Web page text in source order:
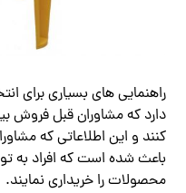
راهنمایی های بسیاری برای
دارد که مشاوران قبل فروش
کنند و این اطلاعاتی که
باعث شده است که افراد به
محصولات را خریداری نمایند.